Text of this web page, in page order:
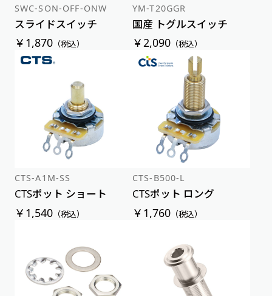
SWC-SON-OFF-ONW
スライドスイッチ
￥1,870（税込）
YM-T20GGR
国産 トグルスイッチ
￥2,090 （税込）
CTS-A1M-SS
CTSポット ショート
￥1,540（税込）
CTS-B500-L
CTSポット ロング
￥1,760 （税込）